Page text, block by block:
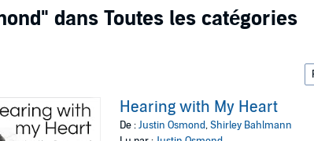
dans Toutes les catégories
Hearing with My Heart
De :Justin Osmond,Shirley Bahlmann